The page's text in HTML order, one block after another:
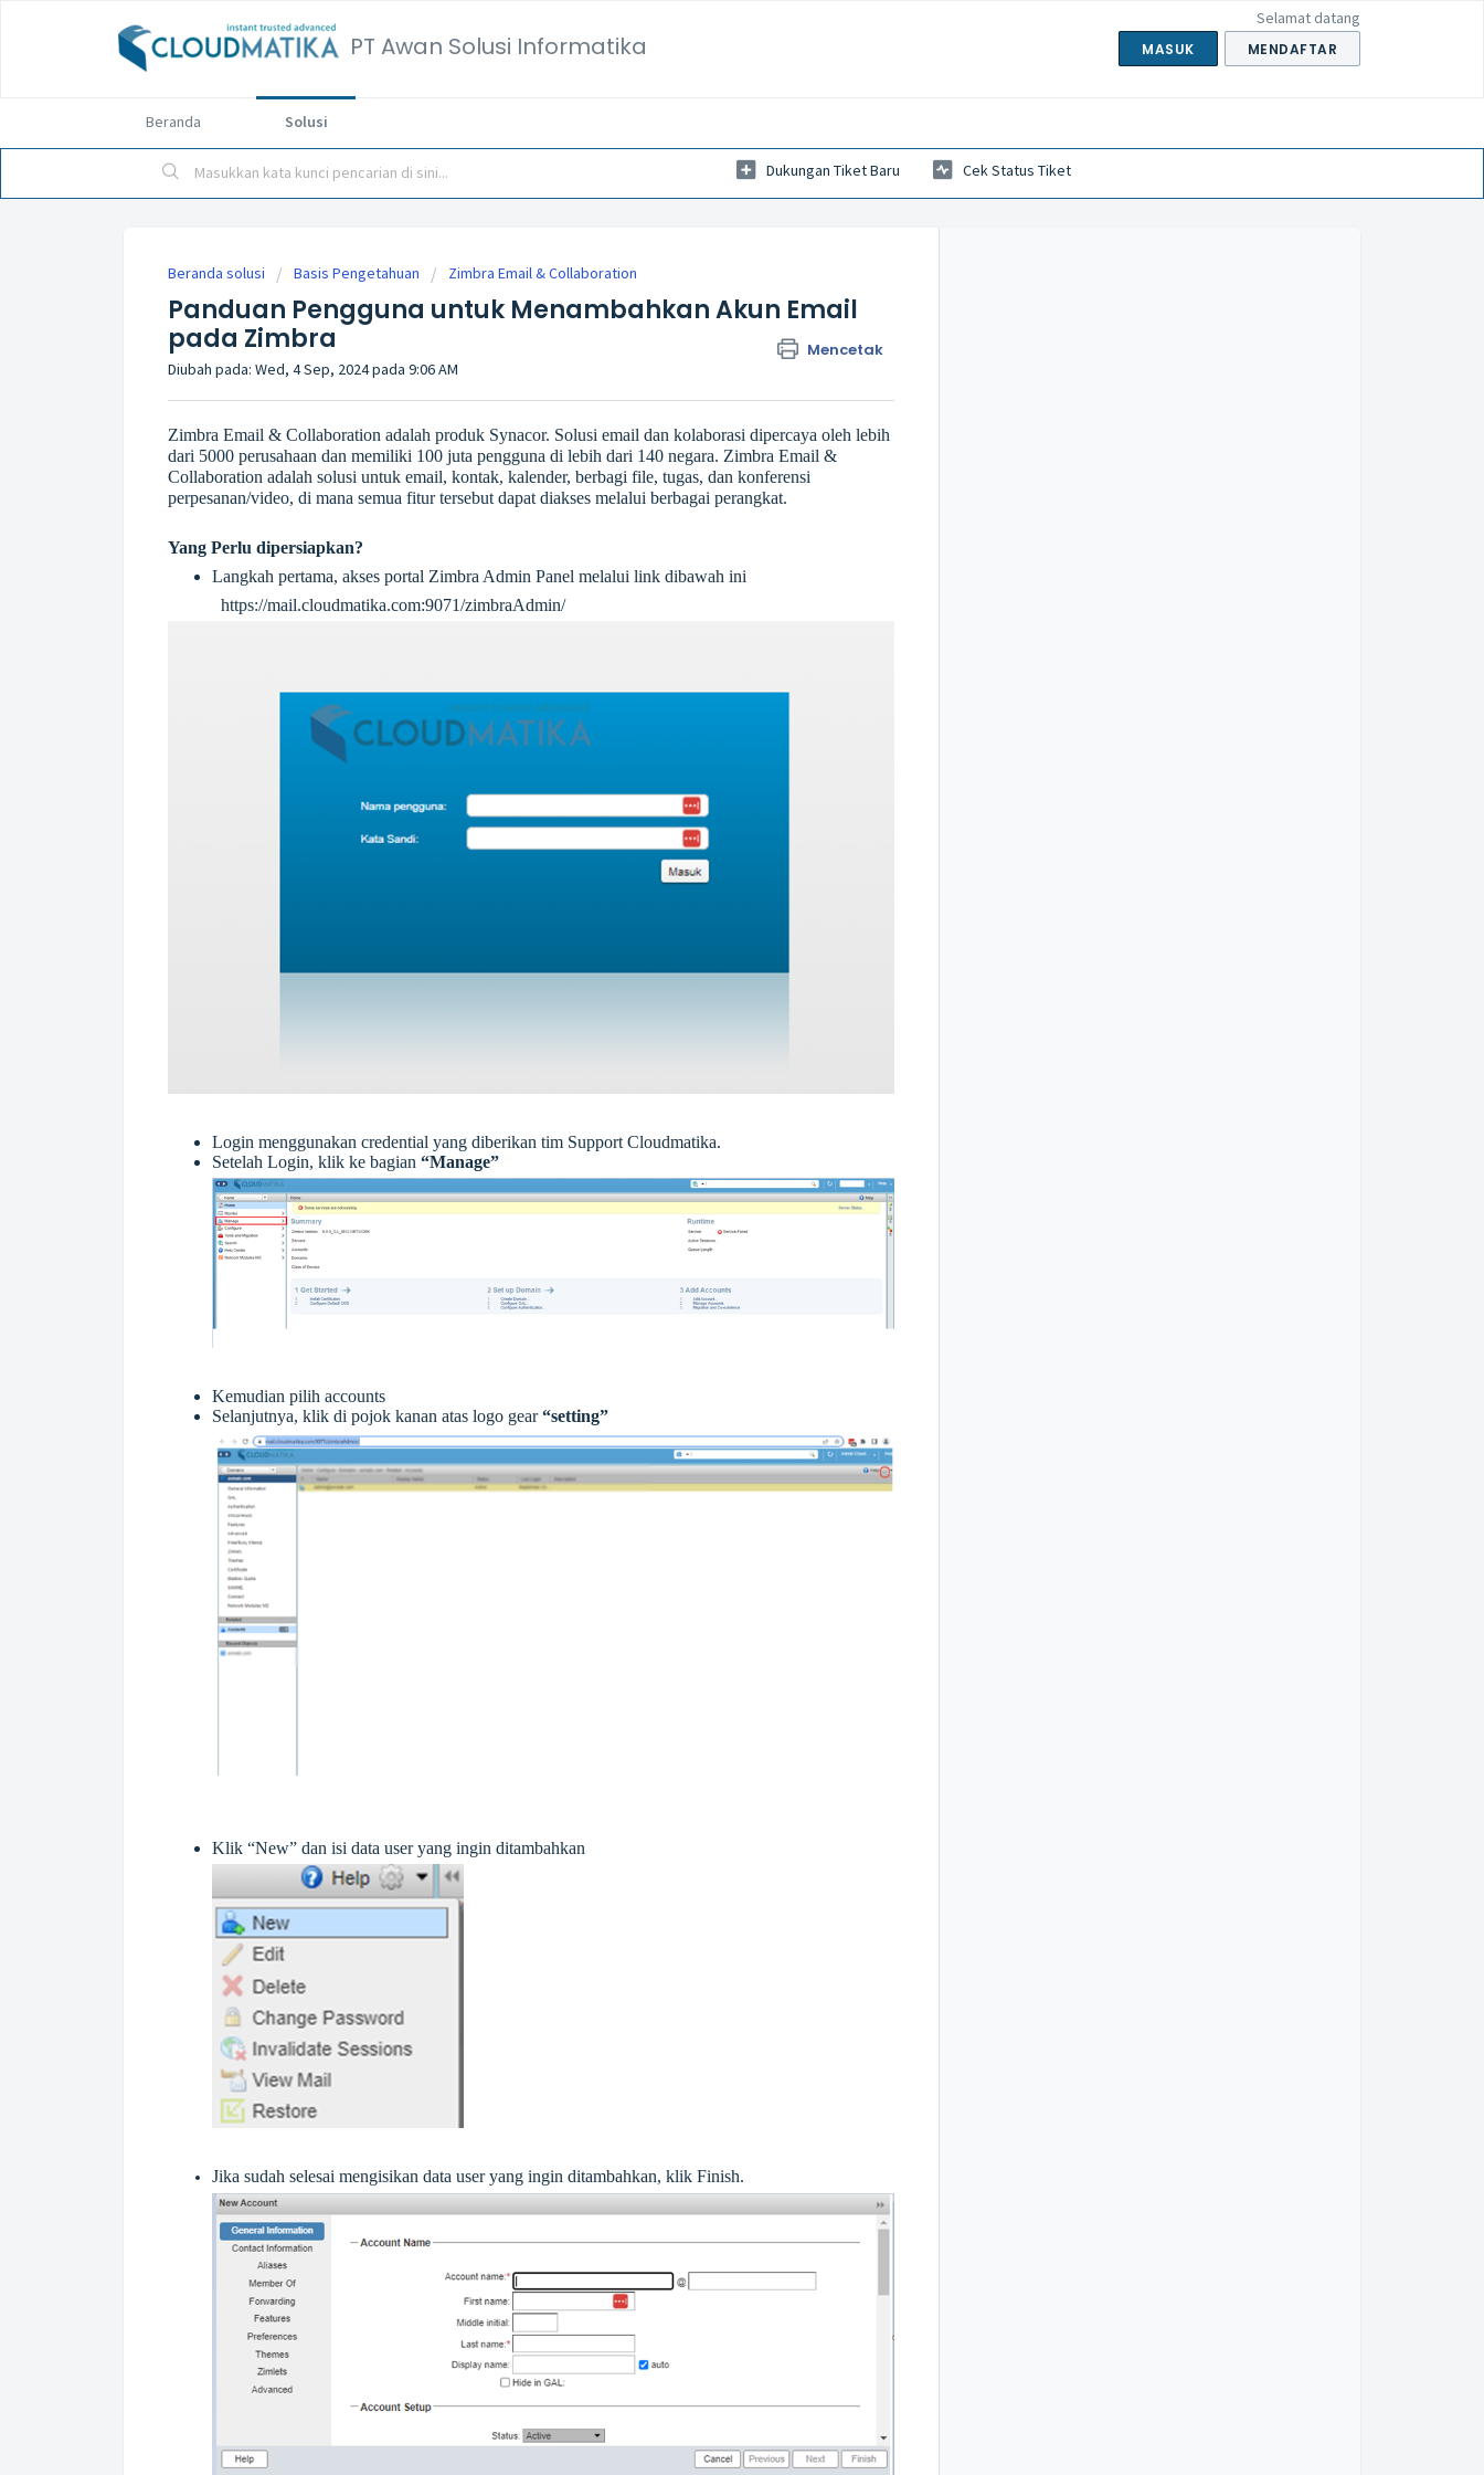
PT Awan Solusi Informatika
Selamat datang
MASUK MENDAFTAR
Beranda Solusi
Dukungan Tiket Baru Cek Status Tiket
Beranda solusi Basis Pengetahuan Zimbra Email & Collaboration
Panduan Pengguna untuk Menambahkan Akun Email
pada Zimbra
Mencetak
Diubah pada: Wed, 4 Sep, 2024 pada 9:06 AM
Zimbra Email & Collaboration adalah produk Synacor. Solusi email dan kolaborasi dipercaya oleh lebih
dari 5000 perusahaan dan memiliki 100 juta pengguna di lebih dari 140 negara. Zimbra Email &
Collaboration adalah solusi untuk email, kontak, kalender, berbagi file, tugas, dan konferensi
perpesanan/video, di mana semua fitur tersebut dapat diakses melalui berbagai perangkat.
Yang Perlu dipersiapkan?
Langkah pertama, akses portal Zimbra Admin Panel melalui link dibawah ini
https://mail.cloudmatika.com:9071/zimbraAdmin/
Login menggunakan credential yang diberikan tim Support Cloudmatika.
Setelah Login, klik ke bagian “Manage”
Kemudian pilih accounts
Selanjutnya, klik di pojok kanan atas logo gear“setting”
Klik “New” dan isi data user yang ingin ditambahkan
Jika sudah selesai mengisikan data user yang ingin ditambahkan, klik Finish.